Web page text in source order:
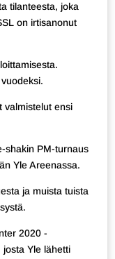
tilanteesta, joka
on irtisanonut
valmistelut ensi
shakin PM-turnaus
Yle Areenassa.
ja muista tuista
2020 -
Yle lähetti